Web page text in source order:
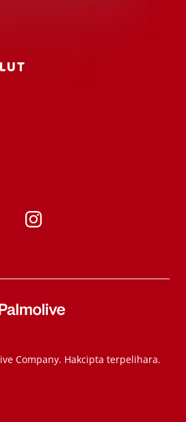
Company. Hakcipta terpelihara.